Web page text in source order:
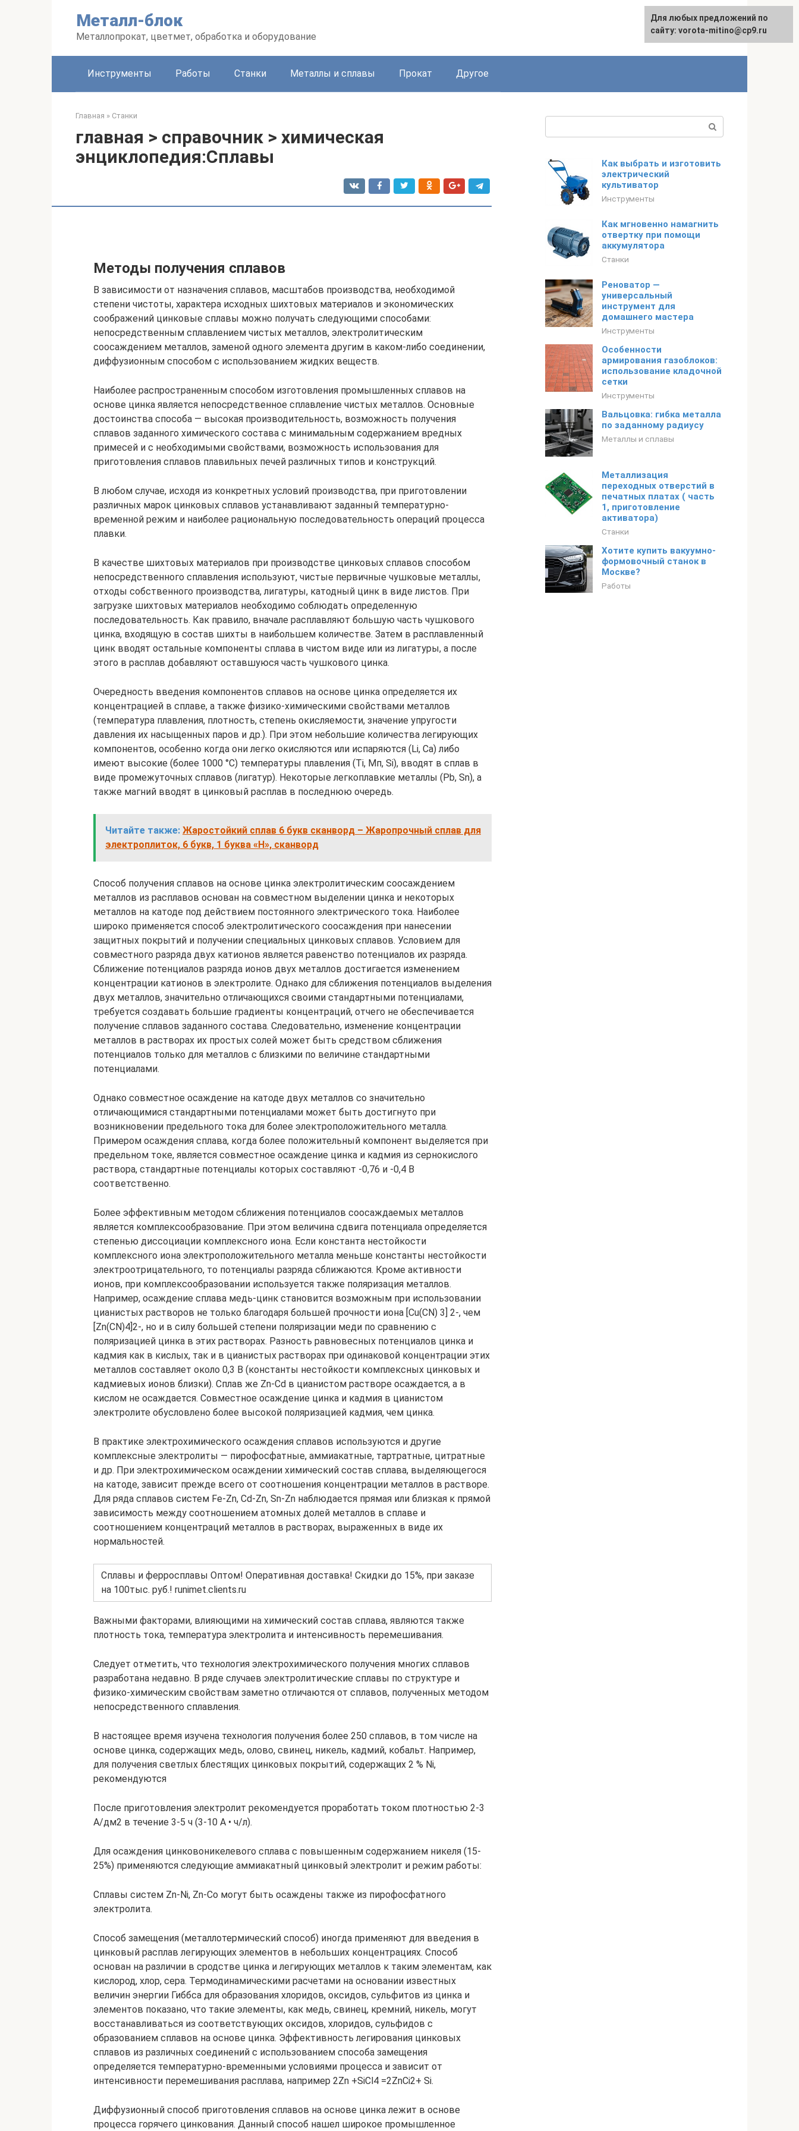
Металл-блок
Металлопрокат, цветмет, обработка и оборудование
Инструменты Работы Станки Металлы и сплавы Прокат Другое
Главная » Станки
главная > справочник > химическая
энциклопедия:Сплавы
Методы получения сплавов
В зависимости от назначения сплавов, масштабов производства, необходимой
степени чистоты, характера исходных шихтовых материалов и экономических
соображений цинковые сплавы можно получать следующими способами:
непосредственным сплавлением чистых металлов, электролитическим
соосаждением металлов, заменой одного элемента другим в каком-либо соединении,
диффузионным способом с использованием жидких веществ.
Наиболее распространенным способом изготовления промышленных сплавов на
основе цинка является непосредственное сплавление чистых металлов. Основные
достоинства способа — высокая производительность, возможность получения
сплавов заданного химического состава с минимальным содержанием вредных
примесей и с необходимыми свойствами, возможность использования для
приготовления сплавов плавильных печей различных типов и конструкций.
В любом случае, исходя из конкретных условий производства, при приготовлении
различных марок цинковых сплавов устанавливают заданный температурно-
временной режим и наиболее рациональную последовательность операций процесса
плавки.
В качестве шихтовых материалов при производстве цинковых сплавов способом
непосредственного сплавления используют, чистые первичные чушковые металлы,
отходы собственного производства, лигатуры, катодный цинк в виде листов. При
загрузке шихтовых материалов необходимо соблюдать определенную
последовательность. Как правило, вначале расплавляют большую часть чушкового
цинка, входящую в состав шихты в наибольшем количестве. Затем в расплавленный
цинк вводят остальные компоненты сплава в чистом виде или из лигатуры, а после
этого в расплав добавляют оставшуюся часть чушкового цинка.
Очередность введения компонентов сплавов на основе цинка определяется их
концентрацией в сплаве, а также физико-химическими свойствами металлов
(температура плавления, плотность, степень окисляемости, значение упругости
давления их насыщенных паров и др.). При этом небольшие количества легирующих
компонентов, особенно когда они легко окисляются или испаряются (Li, Са) либо
имеют высокие (более 1000 °С) температуры плавления (Ti, Мп, Si), вводят в сплав в
виде промежуточных сплавов (лигатур). Некоторые легкоплавкие металлы (Pb, Sn), а
также магний вводят в цинковый расплав в последнюю очередь.
Читайте также: Жаростойкий сплав 6 букв сканворд – Жаропрочный сплав для
электроплиток, 6 букв, 1 буква «Н», сканворд
Способ получения сплавов на основе цинка электролитическим соосаждением
металлов из расплавов основан на совместном выделении цинка и некоторых
металлов на катоде под действием постоянного электрического тока. Наиболее
широко применяется способ электролитического соосаждения при нанесении
защитных покрытий и получении специальных цинковых сплавов. Условием для
совместного разряда двух катионов является равенство потенциалов их разряда.
Сближение потенциалов разряда ионов двух металлов достигается изменением
концентрации катионов в электролите. Однако для сближения потенциалов выделения
двух металлов, значительно отличающихся своими стандартными потенциалами,
требуется создавать большие градиенты концентраций, отчего не обеспечивается
получение сплавов заданного состава. Следовательно, изменение концентрации
металлов в растворах их простых солей может быть средством сближения
потенциалов только для металлов с близкими по величине стандартными
потенциалами.
Однако совместное осаждение на катоде двух металлов со значительно
отличающимися стандартными потенциалами может быть достигнуто при
возникновении предельного тока для более электроположительного металла.
Примером осаждения сплава, когда более положительный компонент выделяется при
предельном токе, является совместное осаждение цинка и кадмия из сернокислого
раствора, стандартные потенциалы которых составляют -0,76 и -0,4 В
соответственно.
Более эффективным методом сближения потенциалов соосаждаемых металлов
является комплексообразование. При этом величина сдвига потенциала определяется
степенью диссоциации комплексного иона. Если константа нестойкости
комплексного иона электроположительного металла меньше константы нестойкости
электроотрицательного, то потенциалы разряда сближаются. Кроме активности
ионов, при комплексообразовании используется также поляризация металлов.
Например, осаждение сплава медь-цинк становится возможным при использовании
цианистых растворов не только благодаря большей прочности иона [Cu(CN) 3] 2-, чем
[Zn(CN)4]2-, но и в силу большей степени поляризации меди по сравнению с
поляризацией цинка в этих растворах. Разность равновесных потенциалов цинка и
кадмия как в кислых, так и в цианистых растворах при одинаковой концентрации этих
металлов составляет около 0,3 В (константы нестойкости комплексных цинковых и
кадмиевых ионов близки). Сплав же Zn-Cd в цианистом растворе осаждается, а в
кислом не осаждается. Совместное осаждение цинка и кадмия в цианистом
электролите обусловлено более высокой поляризацией кадмия, чем цинка.
В практике электрохимического осаждения сплавов используются и другие
комплексные электролиты — пирофосфатные, аммиакатные, тартратные, цитратные
и др. При электрохимическом осаждении химический состав сплава, выделяющегося
на катоде, зависит прежде всего от соотношения концентрации металлов в растворе.
Для ряда сплавов систем Fe-Zn, Cd-Zn, Sn-Zn наблюдается прямая или близкая к прямой
зависимость между соотношением атомных долей металлов в сплаве и
соотношением концентраций металлов в растворах, выраженных в виде их
нормальностей.
Сплавы и ферросплавы Оптом! Оперативная доставка! Скидки до 15%, при заказе
на 100тыс. руб.! runimet.clients.ru
Важными факторами, влияющими на химический состав сплава, являются также
плотность тока, температура электролита и интенсивность перемешивания.
Следует отметить, что технология электрохимического получения многих сплавов
разработана недавно. В ряде случаев электролитические сплавы по структуре и
физико-химическим свойствам заметно отличаются от сплавов, полученных методом
непосредственного сплавления.
В настоящее время изучена технология получения более 250 сплавов, в том числе на
основе цинка, содержащих медь, олово, свинец, никель, кадмий, кобальт. Например,
для получения светлых блестящих цинковых покрытий, содержащих 2 % Ni,
рекомендуются
После приготовления электролит рекомендуется проработать током плотностью 2-3
А/дм2 в течение 3-5 ч (3-10 А • ч/л).
Для осаждения цинковоникелевого сплава с повышенным содержанием никеля (15-
25%) применяются следующие аммиакатный цинковый электролит и режим работы:
Сплавы систем Zn-Ni, Zn-Co могут быть осаждены также из пирофосфатного
электролита.
Способ замещения (металлотермический способ) иногда применяют для введения в
цинковый расплав легирующих элементов в небольших концентрациях. Способ
основан на различии в сродстве цинка и легирующих металлов к таким элементам, как
кислород, хлор, сера. Термодинамическими расчетами на основании известных
величин энергии Гиббса для образования хлоридов, оксидов, сульфитов из цинка и
элементов показано, что такие элементы, как медь, свинец, кремний, никель, могут
восстанавливаться из соответствующих оксидов, хлоридов, сульфидов с
образованием сплавов на основе цинка. Эффективность легирования цинковых
сплавов из различных соединений с использованием способа замещения
определяется температурно-временными условиями процесса и зависит от
интенсивности перемешивания расплава, например 2Zn +SiCl4 =2ZnCi2+ Si.
Диффузионный способ приготовления сплавов на основе цинка лежит в основе
процесса горячего цинкования. Данный способ нашел широкое промышленное
Как выбрать и изготовить
электрический
культиватор
Инструменты
Как мгновенно намагнить
отвертку при помощи
аккумулятора
Станки
Реноватор —
универсальный
инструмент для
домашнего мастера
Инструменты
Особенности
армирования газоблоков:
использование кладочной
сетки
Инструменты
Вальцовка: гибка металла
по заданному радиусу
Металлы и сплавы
Металлизация
переходных отверстий в
печатных платах ( часть
1, приготовление
активатора)
Станки
Хотите купить вакуумно-
формовочный станок в
Москве?
Работы
Для любых предложений по
сайту: vorota-mitino@cp9.ru